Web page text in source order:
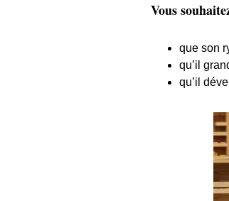
Vous
que son
qu’il
qu’il